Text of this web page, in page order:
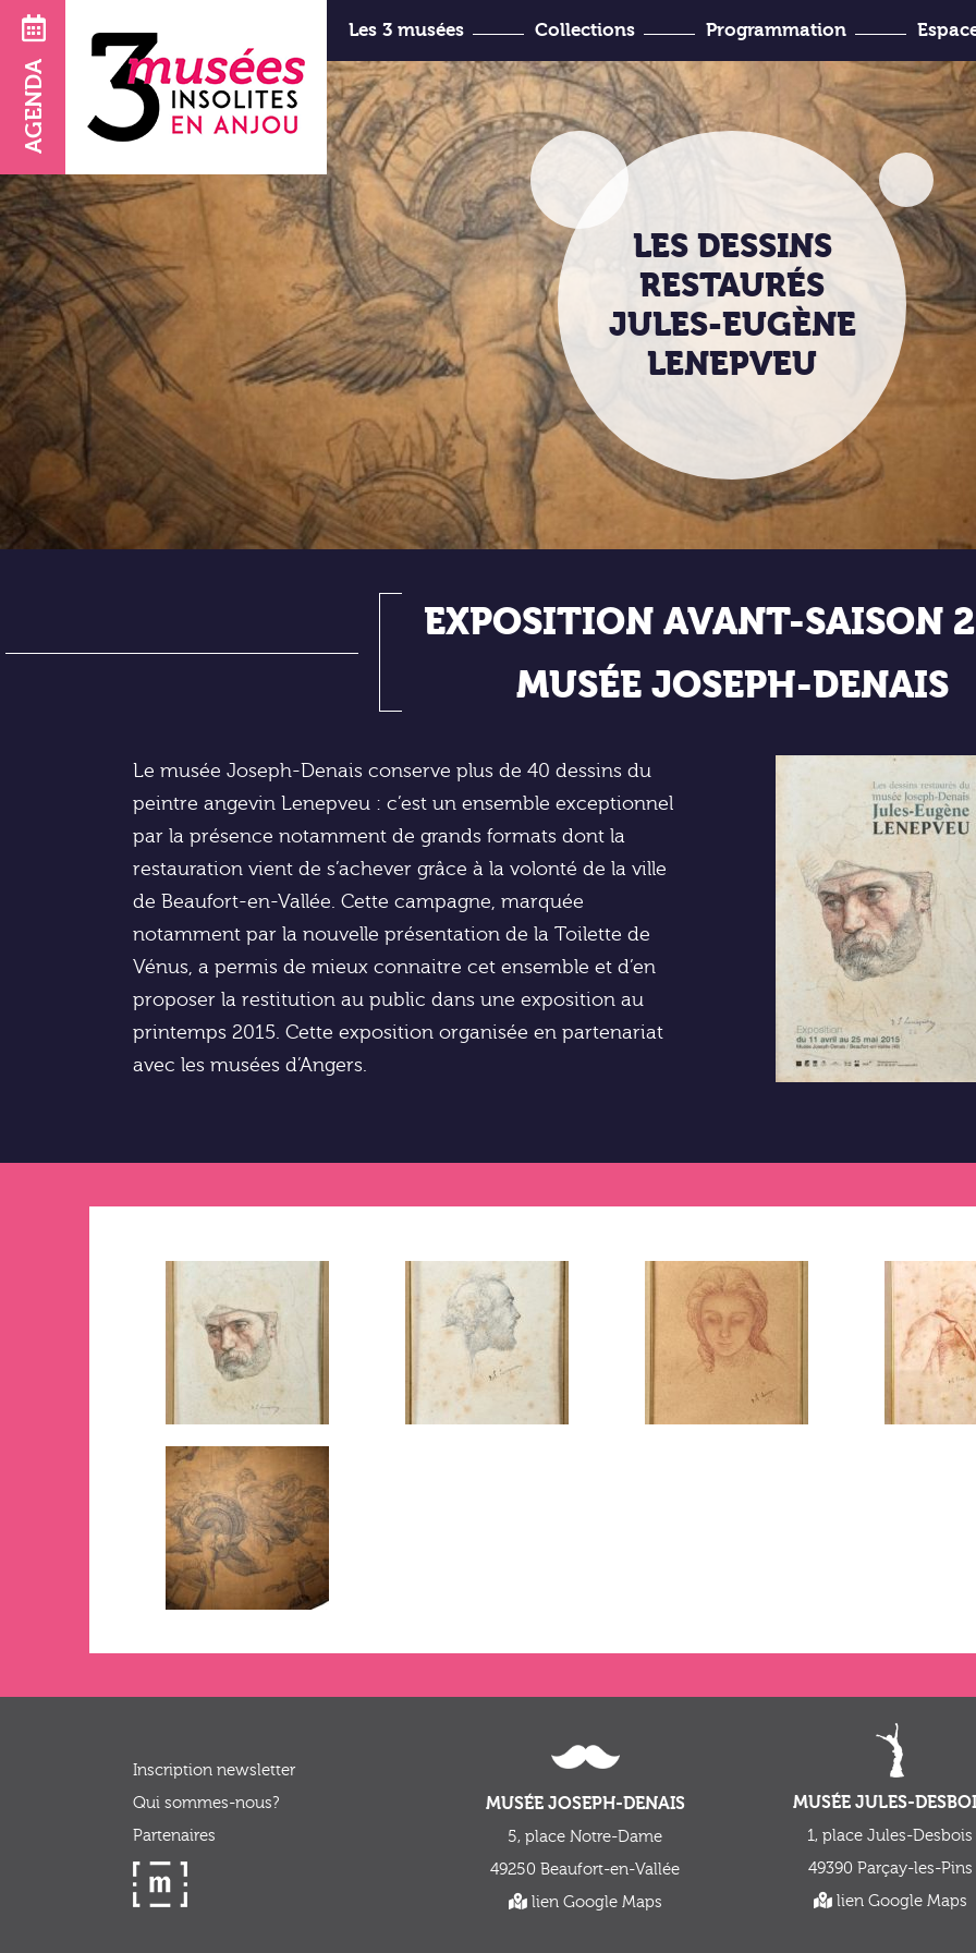
AGENDA
Les 3 musées
d’Art et d’Histoire Joseph-Denais
Collections Programmation
horaires venir ?
LES DESSINS
RESTAURÉS
JULES-EUGÈNE
LENEPVEU
EXPOSITION AVANT-SAISON
MUSÉE JOSEPH-DENAIS
Le musée Joseph-Denais conserve plus de 40 dessins du
peintre angevin Lenepveu : c’est un ensemble exceptionnel
par la présence notamment de grands formats dont la
restauration vient de s’achever grâce à la volonté de la ville
de Beaufort-en-Vallée. Cette campagne, marquée
notamment par la nouvelle présentation de la Toilette de
Vénus, a permis de mieux connaitre cet ensemble et d’en
proposer la restitution au public dans une exposition au
printemps 2015. Cette exposition organisée en partenariat
avec les musées d’Angers.
Inscription newsletter
Qui sommes-nous?
Partenaires
MUSÉE JOSEPH-DENAIS
5, place Notre-Dame
49250 Beaufort-en-Vallée
lien Google Maps
MUSÉE JULES-
1, place Jules-Desbois
49390 Parçay-les-Pins
lien Google Maps